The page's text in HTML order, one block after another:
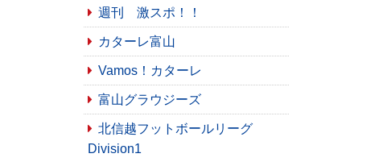
週刊 激スポ！！
カターレ富山
Vamos！カターレ
富山グラウジーズ
北信越フットボールリーグ
Division1